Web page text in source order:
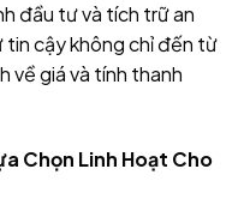
đầu tư và tích trữ an
tin cậykhông chỉ đến từ
về giá và tính thanh
Chọn Linh Hoạt Cho